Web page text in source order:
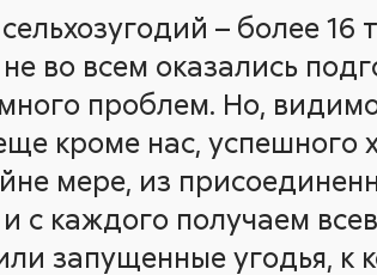
– более 16
во всем оказались
проблем. Но,
кроме нас, успешного
мере, из
с каждого получаем
запущенные угодья, к